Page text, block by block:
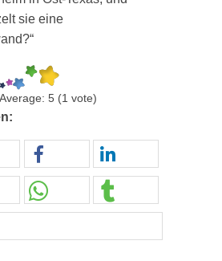
sie eine
Average: 5 (1 vote)